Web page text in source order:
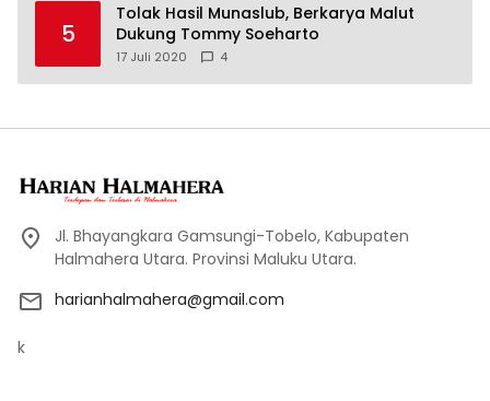
5
Tolak Hasil Munaslub, Berkarya Malut
Dukung Tommy Soeharto
17 Juli 2020 4
Jl. Bhayangkara Gamsungi-Tobelo, Kabupaten
Halmahera Utara. Provinsi Maluku Utara.
harianhalmahera@gmail.com
k